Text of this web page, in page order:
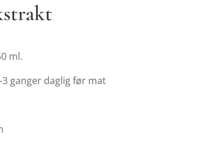
ml.
ganger daglig før mat